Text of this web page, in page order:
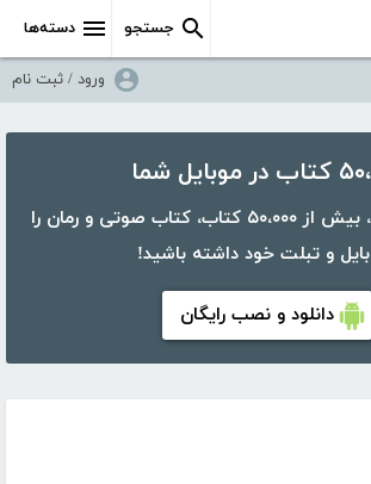
دسته‌ها جستجو
ورود / ثبت نام
شما
با اپلیکیشن کتابراه، بیش از ۵۰،۰۰۰ کتاب، کتاب صوتی و رمان را
و تبلت خود داشته باشید!
دانلود و نصب رایگان